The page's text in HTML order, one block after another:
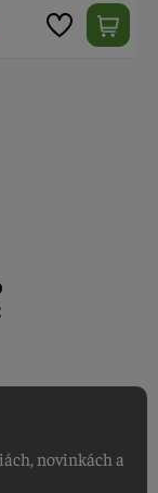
novinkách a